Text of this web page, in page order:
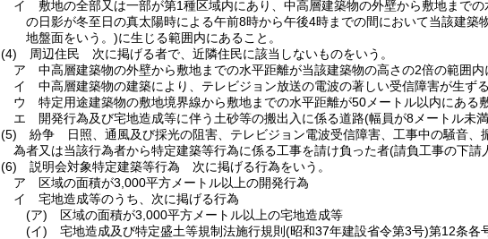
イ
敷地の全部又は一部が第1種区域内にあり、中高層建築物の外壁から敷地まで
の日影が冬至日の真太陽時による午前8時から午後4時までの間において当該建築
地盤面をいう。)に生じる範囲内にあること。
(4)
周辺住民 次に掲げる者で、近隣住民に該当しないものをいう。
ア
中高層建築物の外壁から敷地までの水平距離が当該建築物の高さの2倍の範囲
イ
中高層建築物の建築により、テレビジョン放送の電波の著しい受信障害が生
ウ
特定用途建築物の敷地境界線から敷地までの水平距離が50メートル以内にある
エ
開発行為及び宅地造成等に伴う土砂等の搬出入に係る道路(幅員が8メートル未
(5)
紛争 日照、通風及び採光の阻害、テレビジョン電波受信障害、工事中の騒音
為者又は当該行為者から特定建築等行為に係る工事を請け負った者(請負工事の下請
(6)
説明会対象特定建築等行為 次に掲げる行為をいう。
ア
区域の面積が3,000平方メートル以上の開発行為
イ
宅地造成等のうち、次に掲げる行為
(ア)
区域の面積が3,000平方メートル以上の宅地造成等
(イ)
宅地造成及び特定盛土等規制法施行規則(昭和37年建設省令第3号)第12条各